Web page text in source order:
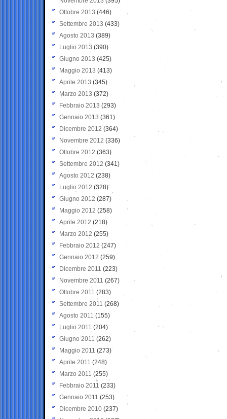
Ottobre 2013 (446)
Settembre 2013 (433)
Agosto 2013 (389)
Luglio 2013 (390)
Giugno 2013 (425)
Maggio 2013 (413)
Aprile 2013 (345)
Marzo 2013 (372)
Febbraio 2013 (293)
Gennaio 2013 (361)
Dicembre 2012 (364)
Novembre 2012 (336)
Ottobre 2012 (363)
Settembre 2012 (341)
Agosto 2012 (238)
Luglio 2012 (328)
Giugno 2012 (287)
Maggio 2012 (258)
Aprile 2012 (218)
Marzo 2012 (255)
Febbraio 2012 (247)
Gennaio 2012 (259)
Dicembre 2011 (223)
Novembre 2011 (267)
Ottobre 2011 (283)
Settembre 2011 (268)
Agosto 2011 (155)
Luglio 2011 (204)
Giugno 2011 (262)
Maggio 2011 (273)
Aprile 2011 (248)
Marzo 2011 (255)
Febbraio 2011 (233)
Gennaio 2011 (253)
Dicembre 2010 (237)